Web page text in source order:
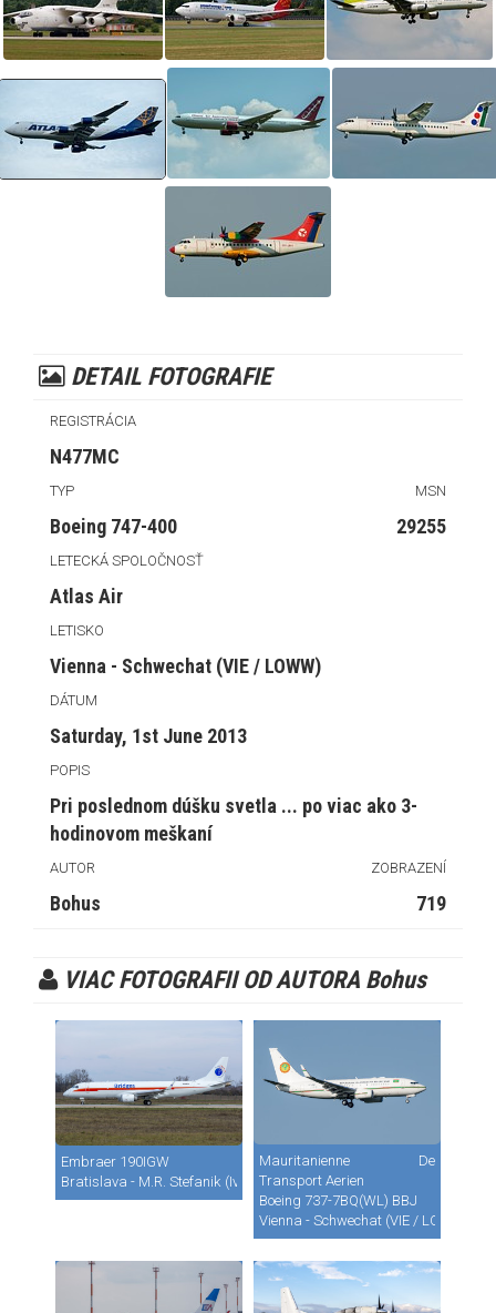
DETAIL FOTOGRAFIE
REGISTRÁCIA
N477MC
TYP MSN
Boeing 747-400 29255
LETECKÁ SPOLOČNOSŤ
Atlas Air
LETISKO
Vienna - Schwechat (VIE / LOWW)
DÁTUM
Saturday, 1st June 2013
POPIS
Pri poslednom dúšku svetla ... po viac ako 3-
hodinovom meškaní
AUTOR ZOBRAZENÍ
Bohus 719
VIAC FOTOGRAFII OD AUTORA Bohus
Embraer 190IGW
Bratislava - M.R. Stefanik (Ivanka) (BTS / LZIB)
Mauritanienne De
Transport Aerien
Boeing 737-7BQ(WL) BBJ
Vienna - Schwechat (VIE / LOWW)